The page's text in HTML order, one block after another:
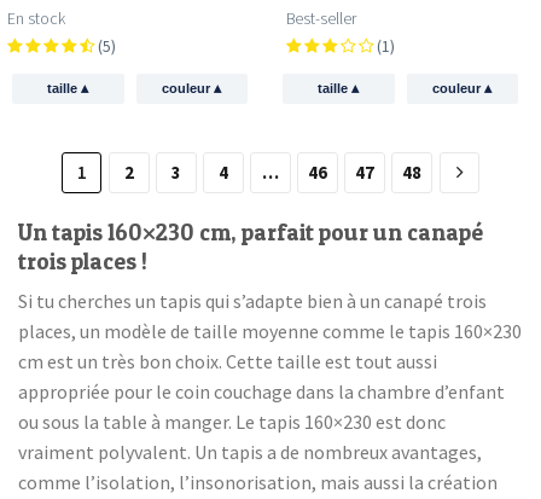
En stock
(5)
taille▴ couleur▴
Best-seller
(1)
taille▴ couleur▴
1 2 3 4 … 46 47 48
Un tapis 160×230 cm, parfait pour un canapé
trois places !
Si tu cherches un tapis qui s’adapte bien à un canapé trois
places, un modèle de taille moyenne comme le tapis 160×230
cm est un très bon choix. Cette taille est tout aussi
appropriée pour le coin couchage dans la chambre d’enfant
ou sous la table à manger. Le tapis 160×230 est donc
vraiment polyvalent. Un tapis a de nombreux avantages,
comme l’isolation, l’insonorisation, mais aussi la création